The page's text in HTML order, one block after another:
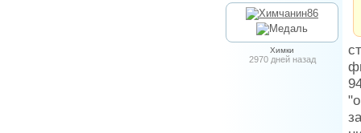
Химки
2970 дней назад